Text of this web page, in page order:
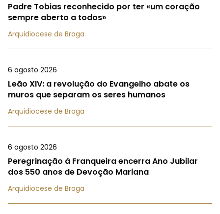
Padre Tobias reconhecido por ter «um coração
sempre aberto a todos»
Arquidiocese de Braga
6 agosto 2026
Leão XIV: a revolução do Evangelho abate os
muros que separam os seres humanos
Arquidiocese de Braga
6 agosto 2026
Peregrinação à Franqueira encerra Ano Jubilar
dos 550 anos de Devoção Mariana
Arquidiocese de Braga